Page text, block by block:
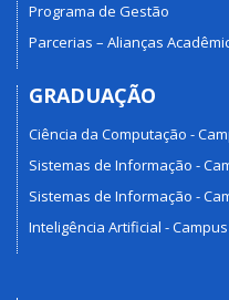
Programa de Gestão
Parcerias – Alianças
GRADUAÇÃO
Ciência da Computação -
Sistemas de Informação -
Sistemas de Informação -
Inteligência Artificial -